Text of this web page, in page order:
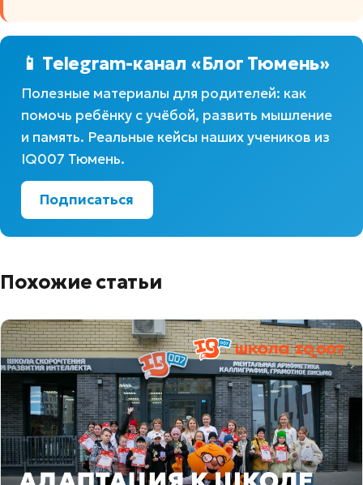
📱 Telegram-канал «Блог Тюмень»
Полезные материалы для родителей: как
помочь ребёнку с учёбой, развить мышление
и память. Реальные кейсы наших учеников из
IQ007 Тюмень.
Подписаться
Похожие статьи